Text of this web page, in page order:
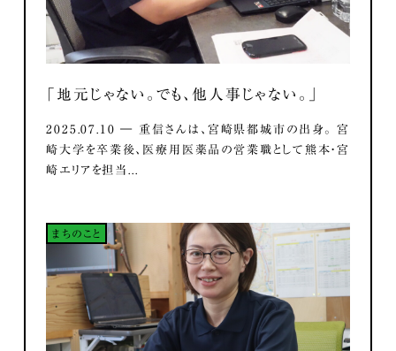
「地元じゃない。でも、他人事じゃない。」
2025.07.10 ― 重信さんは、宮崎県都城市の出身。 宮
崎大学を卒業後、医療用医薬品の営業職として熊本・宮
崎エリアを担当...
まちのこと